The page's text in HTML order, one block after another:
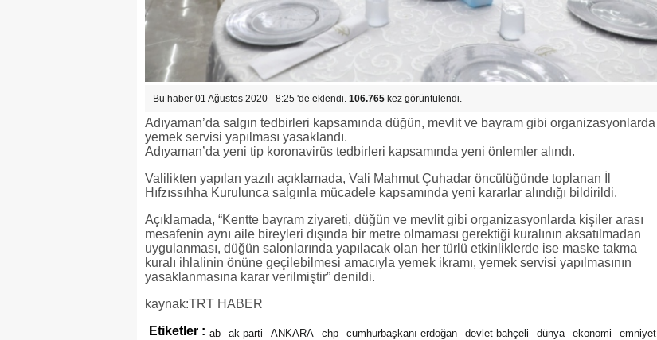
Bu haber 01 Ağustos 2020 - 8:25 'de eklendi. 106.765 kez görüntülendi.
Adıyaman’da salgın tedbirleri kapsamında düğün, mevlit ve bayram gibi organizasyonlarda
yemek servisi yapılması yasaklandı.
Adıyaman’da yeni tip koronavirüs tedbirleri kapsamında yeni önlemler alındı.
Valilikten yapılan yazılı açıklamada, Vali Mahmut Çuhadar öncülüğünde toplanan İl
Hıfzıssıhha Kurulunca salgınla mücadele kapsamında yeni kararlar alındığı bildirildi.
Açıklamada, “Kentte bayram ziyareti, düğün ve mevlit gibi organizasyonlarda kişiler arası
mesafenin aynı aile bireyleri dışında bir metre olmaması gerektiği kuralının aksatılmadan
uygulanması, düğün salonlarında yapılacak olan her türlü etkinliklerde ise maske takma
kuralı ihlalinin önüne geçilebilmesi amacıyla yemek ikramı, yemek servisi yapılmasının
yasaklanmasına karar verilmiştir” denildi.
kaynak:TRT HABER
Etiketler : ab ak parti ANKARA chp cumhurbaşkanı erdoğan devlet bahçeli dünya ekonomi
emniyet